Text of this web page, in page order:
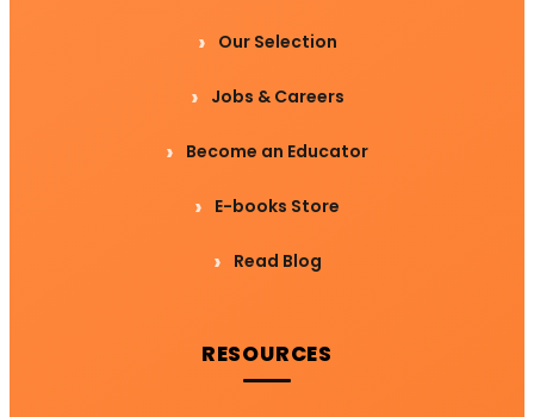
Our Selection
Jobs & Careers
Become an Educator
E-books Store
Read Blog
RESOURCES